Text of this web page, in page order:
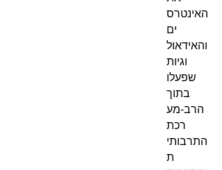
האינטרס
ים
והאידאול
וגיות
שפעלו
בתוך
הרב-מע
רכת
התרבותי
ת